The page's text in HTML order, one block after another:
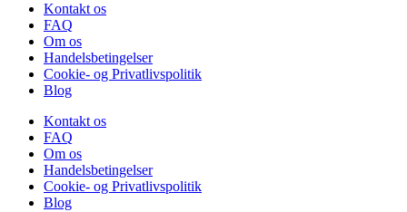
Kontakt os
FAQ
Om os
Handelsbetingelser
Cookie- og Privatlivspolitik
Blog
Kontakt os
FAQ
Om os
Handelsbetingelser
Cookie- og Privatlivspolitik
Blog